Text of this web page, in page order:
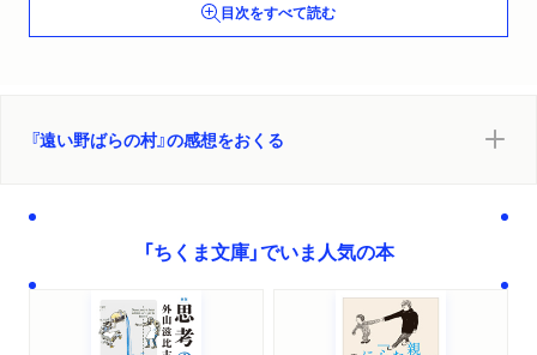
目次をすべて読む
『遠い野ばらの村』の感想をおくる
「ちくま文庫」でいま人気の本